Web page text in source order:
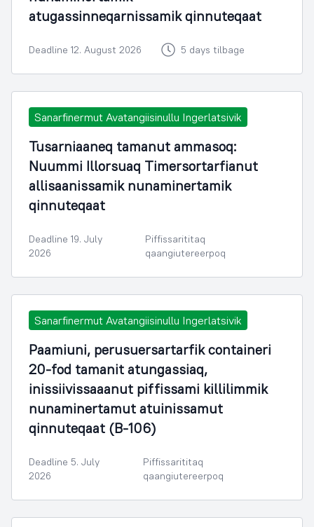
atugassinneqarnissamik qinnuteqaat
Deadline 12. August 2026 5 days tilbage
Sanarfinermut Avatangiisinullu Ingerlatsivik
Tusarniaaneq tamanut ammasoq:
Nuummi Illorsuaq Timersortarfianut
allisaanissamik nunaminertamik
qinnuteqaat
Deadline 19. July
2026
Piffissarititaq
qaangiutereerpoq
Sanarfinermut Avatangiisinullu Ingerlatsivik
Paamiuni, perusuersartarfik containeri
20-fod tamanit atungassiaq,
inissiivissaaanut piffissami killilimmik
nunaminertamut atuinissamut
qinnuteqaat (B-106)
Deadline 5. July
2026
Piffissarititaq
qaangiutereerpoq